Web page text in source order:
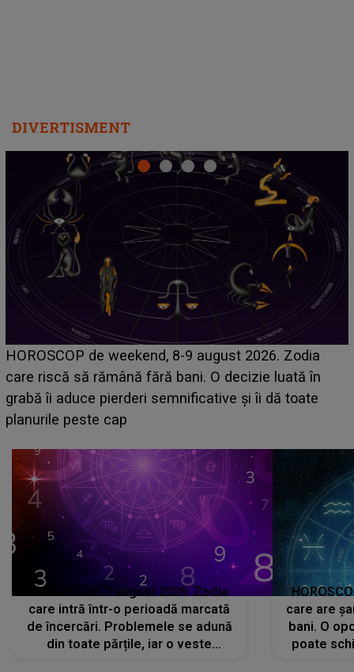
DIVERTISMENT
Emanuel a ținut ACEST DETALIU ASCUNS până
acum! În fața Alexandrei, concurentul din Casa Iubirii
face o MĂRTURISIRE NEAȘTEPTATĂ despre mama
sa: "I-am spus și ei în față, eu nu te iubesc pentru
HOROSCOP 7 august 2026. Zodia
care intră într-o perioadă marcată
de încercări. Problemele se adună
din toate părțile, iar o veste
care are
bani. O
poate